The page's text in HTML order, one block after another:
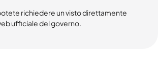
richiedere un visto direttamente
ufficiale del governo.